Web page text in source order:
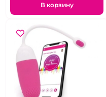
В корзину